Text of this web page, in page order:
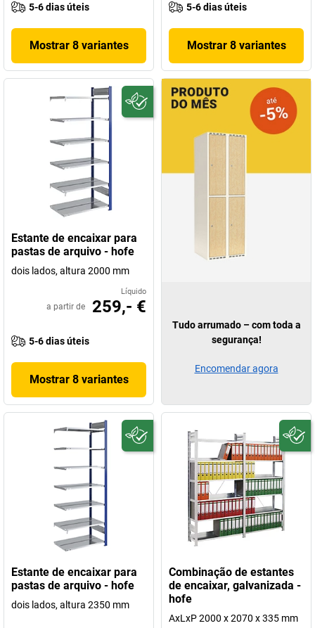
5-6 dias úteis
Mostrar 8 variantes
5-6 dias úteis
Mostrar 8 variantes
Estante de encaixar para
pastas de arquivo - hofe
dois lados, altura 2000 mm
Líquido
a partir de 259,- €
5-6 dias úteis
Mostrar 8 variantes
Estante de encaixar para
pastas de arquivo - hofe
dois lados, altura 2350 mm
Combinação de estantes
de encaixar, galvanizada -
hofe
AxLxP 2000 x 2070 x 335 mm
Tudo arrumado – com toda a
segurança!
Encomendar agora